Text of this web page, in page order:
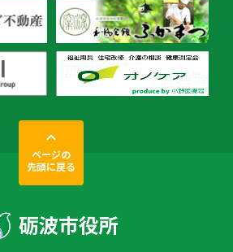
ページの
先頭に戻る